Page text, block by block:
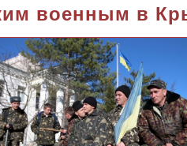
военным в